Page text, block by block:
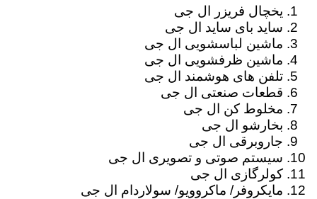
یخچال فریزر ال جی
ساید بای ساید ال جی
ماشین لباسشویی ال جی
ماشین ظرفشویی ال جی
تلفن های هوشمند ال جی
قطعات صنعتی ال جی
مخلوط کن ال جی
بخارشو ال جی
جاروبرقی ال جی
سیستم صوتی و تصویری ال جی
کولرگازی ال جی
مایکروفر/ ماکروویو/ سولاردام ال جی